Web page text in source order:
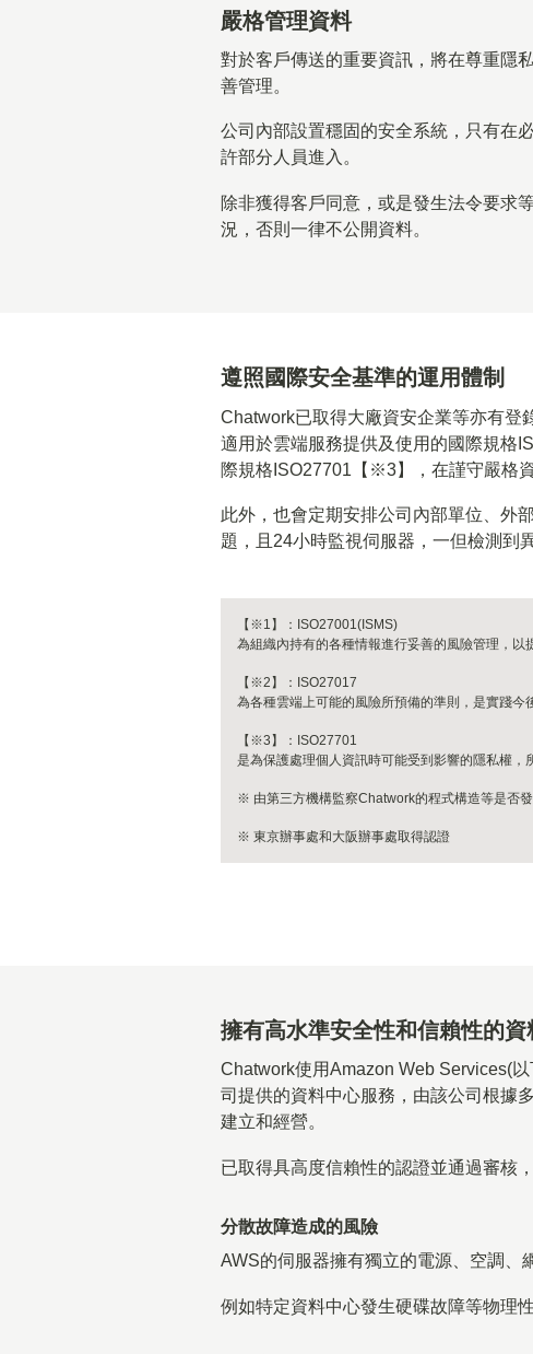
嚴格管理資料
對於客戶傳送的重要資訊，將在尊重隱
善管理。
公司內部設置穩固的安全系統，只有在
許部分人員進入。
除非獲得客戶同意，或是發生法令要求
況，否則一律不公開資料。
遵照國際安全基準的運用體制
Chatwork已取得大廠資安企業等亦有登
適用於雲端服務提供及使用的國際規格
際規格ISO27701【※3】，在謹守嚴格
此外，也會定期安排公司內部單位、外
題，且24小時監視伺服器，一但檢測到
【※1】：ISO27001(ISMS)
為組織內持有的各種情報進行妥善的風險管理，以
【※2】：ISO27017
為各種雲端上可能的風險所預備的準則，是實踐今
【※3】：ISO27701
是為保護處理個人資訊時可能受到影響的隱私權，
※ 由第三方機構監察Chatwork的程式構造等是否
※ 東京辦事處和大阪辦事處取得認證
擁有高水準安全性和信賴性的資
Chatwork使用Amazon Web Services(
司提供的資料中心服務，由該公司根據
建立和經營。
已取得具高度信賴性的認證並通過審核
分散故障造成的風險
AWS的伺服器擁有獨立的電源、空調、
例如特定資料中心發生硬碟故障等物理